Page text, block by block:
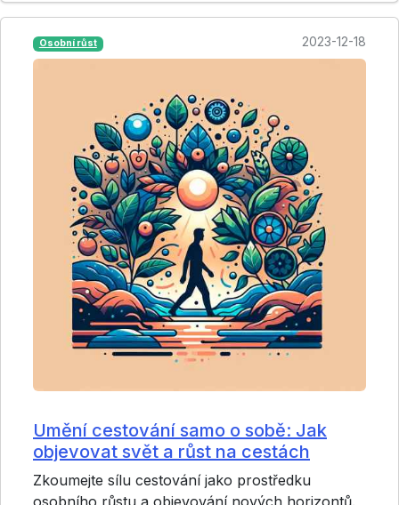
Osobní růst 2023-12-18
Umění cestování samo o sobě: Jak
objevovat svět a růst na cestách
Zkoumejte sílu cestování jako prostředku